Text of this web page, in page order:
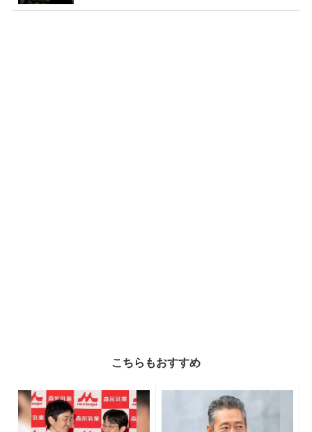
こちらもおすすめ